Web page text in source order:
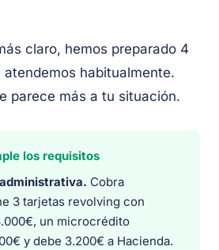
claro, hemos preparado 4
atendemos habitualmente.
parece más a tu situación.
los requisitos
Cobra
3 tarjetas revolving con
un microcrédito
y debe 3.200€ a Hacienda.